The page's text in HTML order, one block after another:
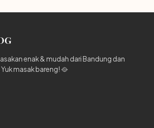
enak & mudah dari Bandung dan
masak bareng! 🥘